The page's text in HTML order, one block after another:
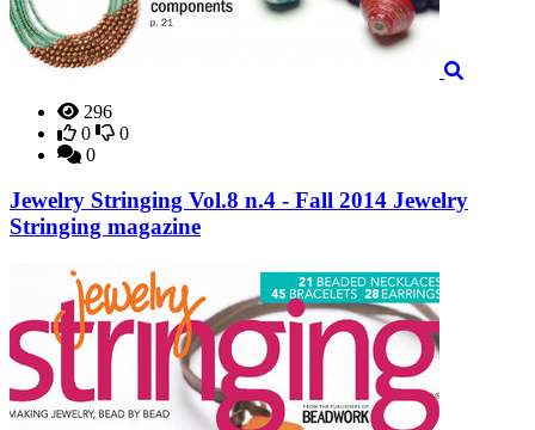
296
0
0
0
Jewelry Stringing Vol.8 n.4 - Fall 2014 Jewelry
Stringing magazine